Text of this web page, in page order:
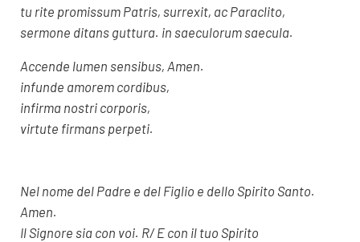
tu rite promissum Patris, surrexit, ac Paraclito,
sermone ditans guttura. in saeculorum saecula.
Accende lumen sensibus, Amen.
infunde amorem cordibus,
infirma nostri corporis,
virtute firmans perpeti.
Nel nome del Padre e del Figlio e dello Spirito Santo.
Amen.
Il Signore sia con voi. R/ E con il tuo Spirito